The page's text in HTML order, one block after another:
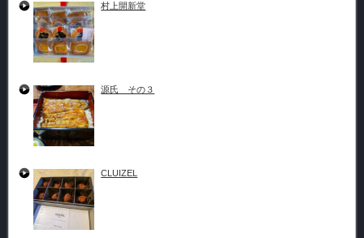
村上開新堂
源氏 その３
CLUIZEL